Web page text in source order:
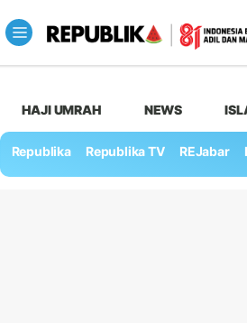
HAJI UMRAH NEWS
Republika Republika TV REJabar